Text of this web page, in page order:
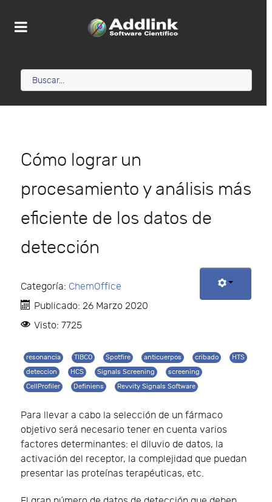
Cómo lograr un
procesamiento y análisis más
eficiente de los datos de
detección
Categoría: ChemOffice
Publicado: 26 Marzo 2020
Visto: 7725
resonancia TIBCO Spotfire anticuerpos cribado
HTS
deteccion
HCS Signals Screening
screening
CellProfiler
Definiens Revvity Signals Software
Para llevar a cabo la selección de un fármaco
objetivo será necesario tener en cuenta varios
factores determinantes: el diluvio de datos, la
activación del receptor, la complejidad que puedan
presentar las proteínas terapéuticas, etc.